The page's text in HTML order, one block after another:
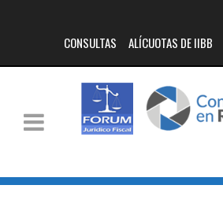
CONSULTAS ALÍCUOTAS DE IIBB